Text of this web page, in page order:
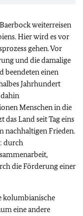
weiterreisen
Hier wird es vor
gehen. Vor
und die damalige
beendeten einen
Jahrhundert
Menschen in die
Land seit Tag eins
nachhaltigen Frieden.
durch
die Förderung einer
kolumbianische
eine andere